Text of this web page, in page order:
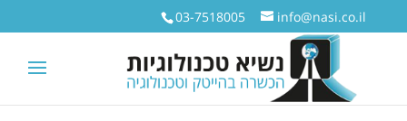
03-7518005 info@nasi.co.il